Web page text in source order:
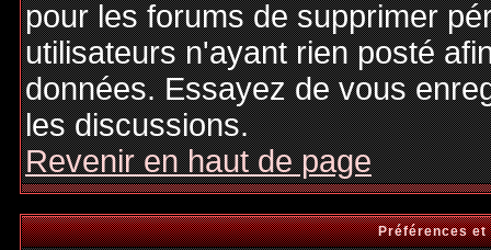
pour les forums de supprimer
utilisateurs n'ayant rien posté
données. Essayez de vous
les discussions.
Revenir en haut de page
Préférences